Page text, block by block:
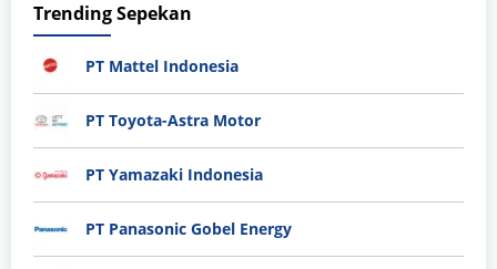
Trending Sepekan
PT Mattel Indonesia
PT Toyota-Astra Motor
PT Yamazaki Indonesia
PT Panasonic Gobel Energy